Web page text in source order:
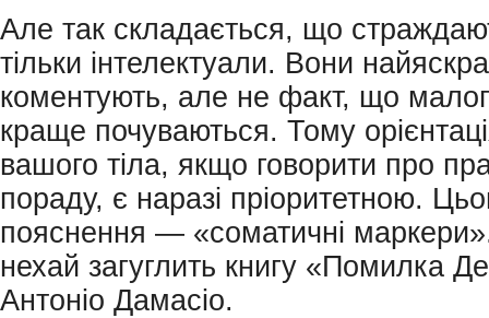
Але так складається, що
тільки інтелектуали. Вони
коментують, але не факт, що
краще почуваються. Тому
вашого тіла, якщо говорити про
пораду, є наразі пріоритетною.
пояснення — «соматичні
нехай загуглить книгу «Помилка
Антоніо Дамасіо.